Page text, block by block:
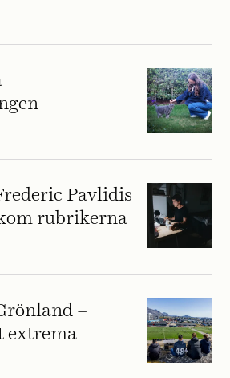
Pavlidis
rubrikerna
–
extrema